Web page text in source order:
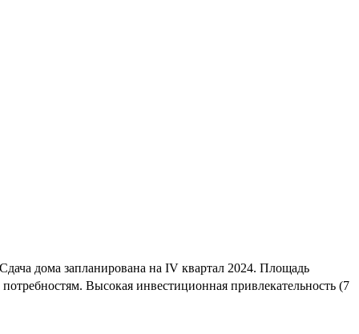
дома запланирована на IV квартал 2024. Площадь
Высокая инвестиционная привлекательность (7